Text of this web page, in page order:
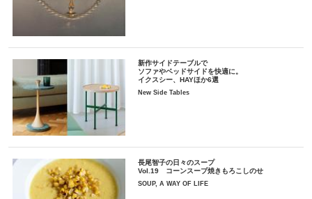
新作サイドテーブルで
ソファやベッドサイドを快適に。
イクスシー、HAYほか6選
New Side Tables
長尾智子の日々のスープ
Vol.19 コーンスープ焼きもろこしのせ
SOUP, A WAY OF LIFE